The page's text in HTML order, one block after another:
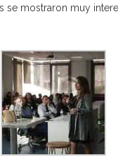
se mostraron muy